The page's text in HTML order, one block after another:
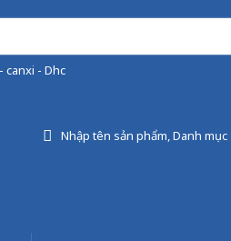
canxi - Dhc
Nhập tên sản phẩm, Danh mục